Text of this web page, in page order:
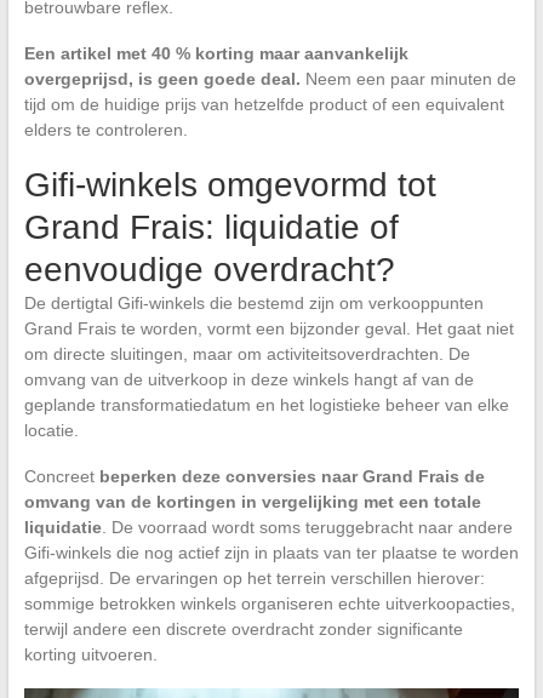
betrouwbare reflex.
Een artikel met 40 % korting maar aanvankelijk
overgeprijsd, is geen goede deal. Neem een paar minuten de
tijd om de huidige prijs van hetzelfde product of een equivalent
elders te controleren.
Gifi-winkels omgevormd tot
Grand Frais: liquidatie of
eenvoudige overdracht?
De dertigtal Gifi-winkels die bestemd zijn om verkooppunten
Grand Frais te worden, vormt een bijzonder geval. Het gaat niet
om directe sluitingen, maar om activiteitsoverdrachten. De
omvang van de uitverkoop in deze winkels hangt af van de
geplande transformatiedatum en het logistieke beheer van elke
locatie.
Concreet beperken deze conversies naar Grand Frais de
omvang van de kortingen in vergelijking met een totale
liquidatie. De voorraad wordt soms teruggebracht naar andere
Gifi-winkels die nog actief zijn in plaats van ter plaatse te worden
afgeprijsd. De ervaringen op het terrein verschillen hierover:
sommige betrokken winkels organiseren echte uitverkoopacties,
terwijl andere een discrete overdracht zonder significante
korting uitvoeren.